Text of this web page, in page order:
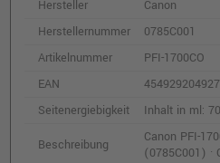
Kompatible Tinte
o. MwSt. 187,39 €
222,99 €
Kompatible
Hersteller
Canon
Herstellernummer
0785C001
Artikelnummer
PFI-1700CO
EAN
Seitenergiebigkeit
Inhalt in ml:
Beschreibung
Canon PFI-
(0785C001) ·